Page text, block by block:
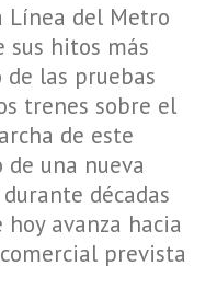
Línea del Metro
sus hitos más
las pruebas
trenes sobre el
de este
una nueva
décadas
avanza hacia
prevista